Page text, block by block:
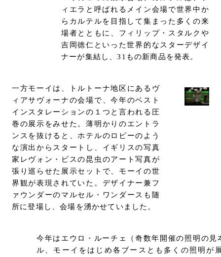
ィエラと呼ばれるメイン会場で世界中か
らカルテルを目指して集まった多くの来
場者とともに、フィリップ・スタルクや
吉岡徳仁といった世界的なスターデザイ
ナーが集結し、31もの新商品を発表。
一方モーイは、トルトーナ地区にあるヴ
ィアサヴォーナの会場で、今年のベスト
インスタレーションの１つと言われる圧
巻の展示をみせた。薄明かりのエントラ
ンスを抜けると、ホテルのロビーのよう
な演出からスタートし、イギリスの写真
家レヴォン・ビスの昆虫のアート写真が
張り巡らせた展示セットで、モーイの世
界観が表現されていた。デザイナー兼フ
ァウンダーのマルセル・ワンダースも随
所に登場し、会場を湧かせていました。
今年はエウロ・ルーチェ（奇数年開催の照明の見
ル、モーイをはじめ各ブースとも多くの照明が